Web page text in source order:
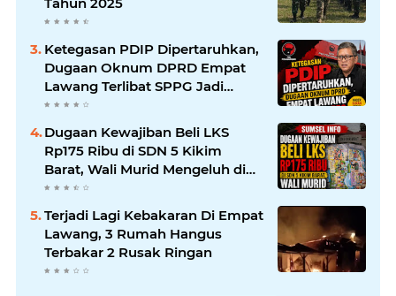
Ketegasan PDIP Dipertaruhkan,
Dugaan Oknum DPRD Empat
Lawang Terlibat SPPG Jadi
Sorotan
Dugaan Kewajiban Beli LKS
Rp175 Ribu di SDN 5 Kikim
Barat, Wali Murid Mengeluh di
Tengah Sulitnya Ekonomi
Terjadi Lagi Kebakaran Di Empat
Lawang, 3 Rumah Hangus
Terbakar 2 Rusak Ringan